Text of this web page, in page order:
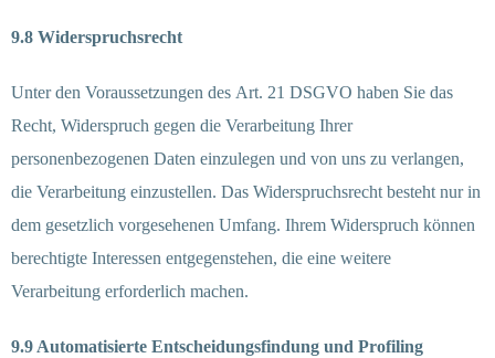
9.8 Widerspruchsrecht
Unter den Voraussetzungen des Art. 21 DSGVO haben Sie das
Recht, Widerspruch gegen die Verarbeitung Ihrer
personenbezogenen Daten einzulegen und von uns zu verlangen,
die Verarbeitung einzustellen. Das Widerspruchsrecht besteht nur in
dem gesetzlich vorgesehenen Umfang. Ihrem Widerspruch können
berechtigte Interessen entgegenstehen, die eine weitere
Verarbeitung erforderlich machen.
9.9 Automatisierte Entscheidungsfindung und Profiling